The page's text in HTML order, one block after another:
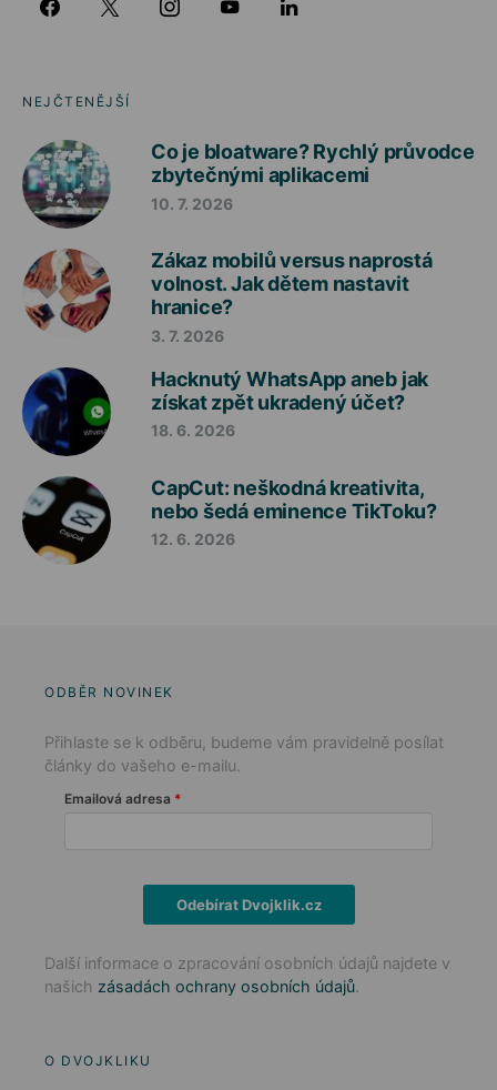
NEJČTENĚJŠÍ
Co je bloatware? Rychlý průvodce
zbytečnými aplikacemi
10. 7. 2026
Zákaz mobilů versus naprostá
volnost. Jak dětem nastavit
hranice?
3. 7. 2026
Hacknutý WhatsApp aneb jak
získat zpět ukradený účet?
18. 6. 2026
CapCut: neškodná kreativita,
nebo šedá eminence TikToku?
12. 6. 2026
ODBĚR NOVINEK
Přihlaste se k odběru, budeme vám pravidelně posílat
články do vašeho e-mailu.
Emailová adresa
Odebírat Dvojklik.cz
Další informace o zpracování osobních údajů najdete v
našich zásadách ochrany osobních údajů.
O DVOJKLIKU